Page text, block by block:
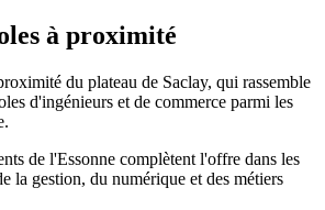
à proximité
du plateau de Saclay, qui rassemble
d'ingénieurs et de commerce parmi les
de l'Essonne complètent l'offre dans les
la gestion, du numérique et des métiers